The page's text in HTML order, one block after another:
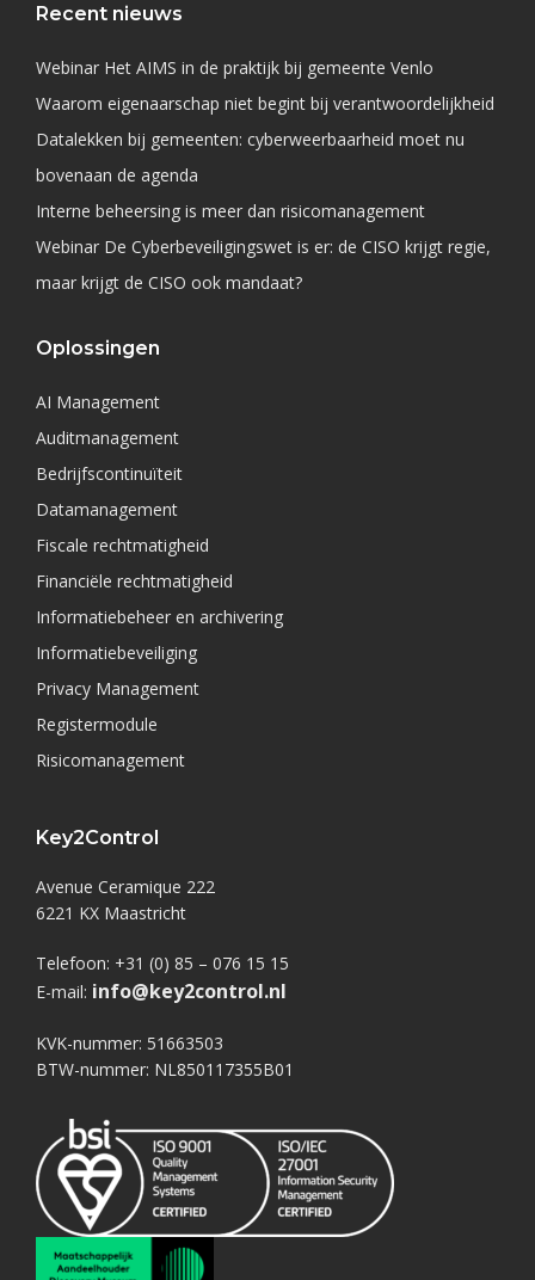
Recent nieuws
Webinar Het AIMS in de praktijk bij gemeente Venlo
Waarom eigenaarschap niet begint bij verantwoordelijkheid
Datalekken bij gemeenten: cyberweerbaarheid moet nu
bovenaan de agenda
Interne beheersing is meer dan risicomanagement
Webinar De Cyberbeveiligingswet is er: de CISO krijgt regie,
maar krijgt de CISO ook mandaat?
Oplossingen
AI Management
Auditmanagement
Bedrijfscontinuïteit
Datamanagement
Fiscale rechtmatigheid
Financiële rechtmatigheid
Informatiebeheer en archivering
Informatiebeveiliging
Privacy Management
Registermodule
Risicomanagement
Key2Control
Avenue Ceramique 222
6221 KX Maastricht
Telefoon: +31 (0) 85 – 076 15 15
E-mail: info@key2control.nl
KVK-nummer: 51663503
BTW-nummer: NL850117355B01